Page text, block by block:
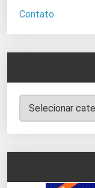
Contato
Categorias